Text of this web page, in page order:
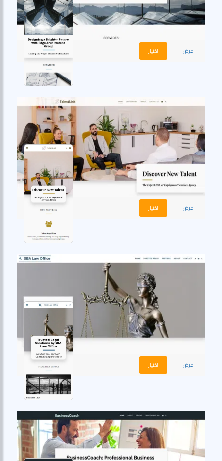
عرض اختيار
عرض اختيار
عرض اختيار